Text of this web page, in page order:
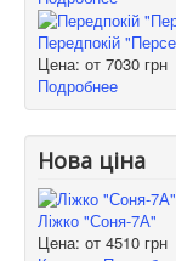
Передпокій
Цена: от 7030 грн
Подробнее
Нова ціна
Ліжко "Соня-7А"
Цена: от 4510 грн